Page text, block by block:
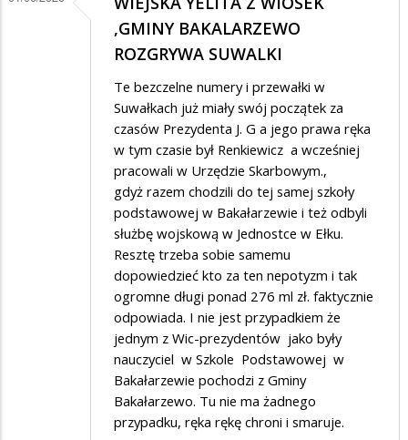
,GMINY BAKALARZEWO
ROZGRYWA SUWALKI
Te bezczelne numery i przewałki w
Suwałkach już miały swój początek za
czasów Prezydenta J. G a jego prawa ręka
w tym czasie był Renkiewicz a wcześniej
pracowali w Urzędzie Skarbowym.,
gdyż razem chodzili do tej samej szkoły
podstawowej w Bakałarzewie i też odbyli
służbę wojskową w Jednostce w Ełku.
Resztę trzeba sobie samemu
dopowiedzieć kto za ten nepotyzm i tak
ogromne długi ponad 276 ml zł. faktycznie
odpowiada. I nie jest przypadkiem że
jednym z Wic-prezydentów jako były
nauczyciel w Szkole Podstawowej w
Bakałarzewie pochodzi z Gminy
Bakałarzewo. Tu nie ma żadnego
przypadku, ręka rękę chroni i smaruje.